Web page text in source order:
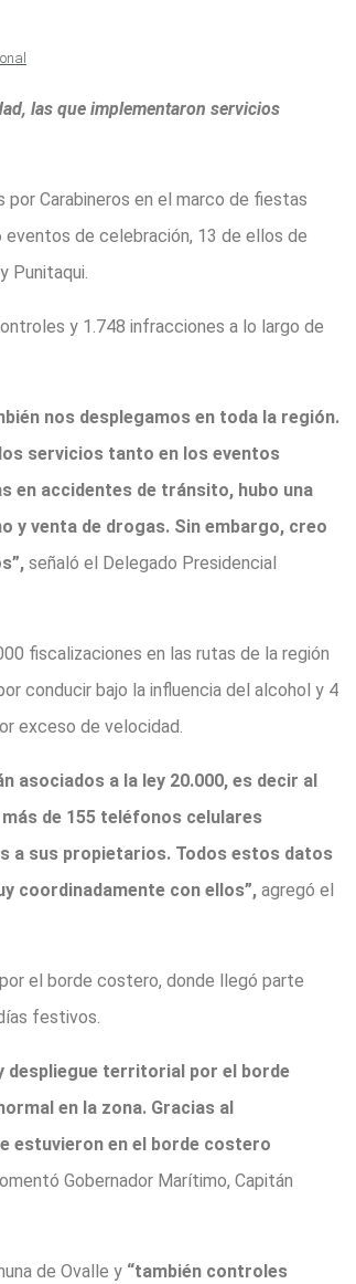
las que implementaron servicios
Carabineros en el marco de fiestas
de celebración, 13 de ellos de
Punitaqui.
y 1.748 infracciones a lo largo de
nos desplegamos en toda la región.
servicios tanto en los eventos
en accidentes de tránsito, hubo una
y venta de drogas. Sin embargo, creo
señaló el Delegado Presidencial
fiscalizaciones en las rutas de la región
conducir bajo la influencia del alcohol y 4
exceso de velocidad.
asociados a la ley 20.000, es decir al
de 155 teléfonos celulares
a sus propietarios. Todos estos datos
coordinadamente con ellos”, agregó el
el borde costero, donde llegó parte
festivos.
despliegue territorial por el borde
en la zona. Gracias al
estuvieron en el borde costero
Gobernador Marítimo, Capitán
de Ovalle y “también controles